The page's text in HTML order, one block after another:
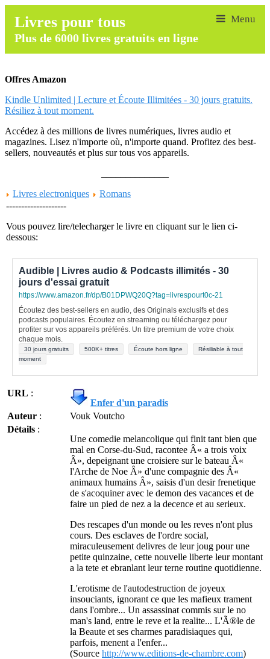
Livres pour tous
Plus de 6000 livres gratuits en ligne
Offres Amazon
Kindle Unlimited | Lecture et Écoute Illimitées - 30 jours gratuits.
Résiliez à tout moment.
Accédez à des millions de livres numériques, livres audio et
magazines. Lisez n'importe où, n'importe quand. Profitez des best-
sellers, nouveautés et plus sur tous vos appareils.
Livres electroniques
Romans
--------------------
Vous pouvez lire/telecharger le livre en cliquant sur le lien ci-
dessous:
Audible | Livres audio & Podcasts illimités - 30
jours d'essai gratuit
https://www.amazon.fr/dp/B01DPWQ20Q?tag=livrespourt0c-21
Écoutez des best-sellers en audio, des Originals exclusifs et des
podcasts populaires. Écoutez en streaming ou téléchargez pour
profiter sur vos appareils préférés. Un titre premium de votre choix
chaque mois.
30 jours gratuits 500K+ titres Écoute hors ligne
Résiliable à tout
moment
URL :
Enfer d'un paradis
Auteur :
Vouk Voutcho
Détails :
Une comedie melancolique qui finit tant bien que
mal en Corse-du-Sud, racontee Â« a trois voix
Â», depeignant une croisiere sur le bateau Â«
l'Arche de Noe Â» d'une compagnie des Â«
animaux humains Â», saisis d'un desir frenetique
de s'acoquiner avec le demon des vacances et de
faire un pied de nez a la decence et au serieux.
Des rescapes d'un monde ou les reves n'ont plus
cours. Des esclaves de l'ordre social,
miraculeusement delivres de leur joug pour une
petite quinzaine, cette nouvelle liberte leur montant
a la tete et ebranlant leur terne routine quotidienne.
L'erotisme de l'autodestruction de joyeux
insouciants, ignorant ce que les mafieux trament
dans l'ombre... Un assassinat commis sur le no
man's land, entre le reve et la realite... L'Ã®le de
la Beaute et ses charmes paradisiaques qui,
parfois, menent a l'enfer...
(Source http://www.editions-de-chambre.com)